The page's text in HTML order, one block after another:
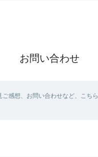
お問い合わせ
感想、お問い合わせなど、こち